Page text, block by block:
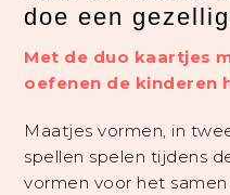
doe een
Met de duo kaartjes
oefenen de kinderen
Maatjes vormen, in
spellen spelen tijdens
vormen voor het